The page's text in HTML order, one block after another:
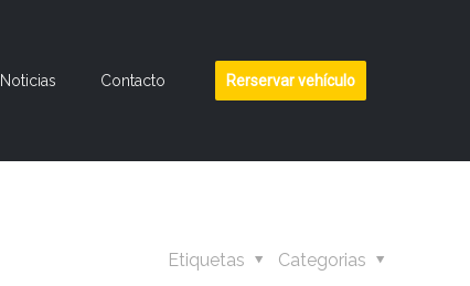
Noticias Contacto Rerservar vehículo
Categorias
Etiquetas